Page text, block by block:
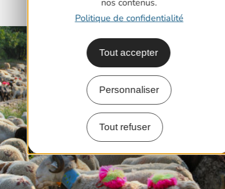
nos contenus.
Politique de confidentialité
Tout accepter
Personnaliser
Tout refuser